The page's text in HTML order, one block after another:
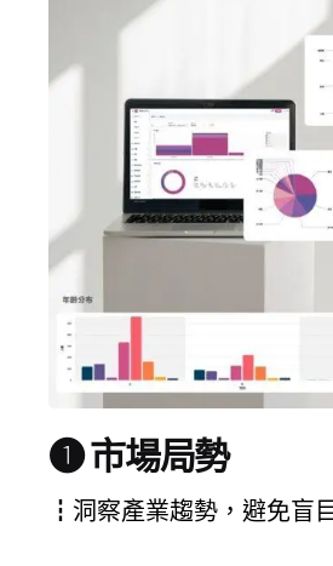
❶ 市場局勢
┇洞察產業趨勢，避免盲